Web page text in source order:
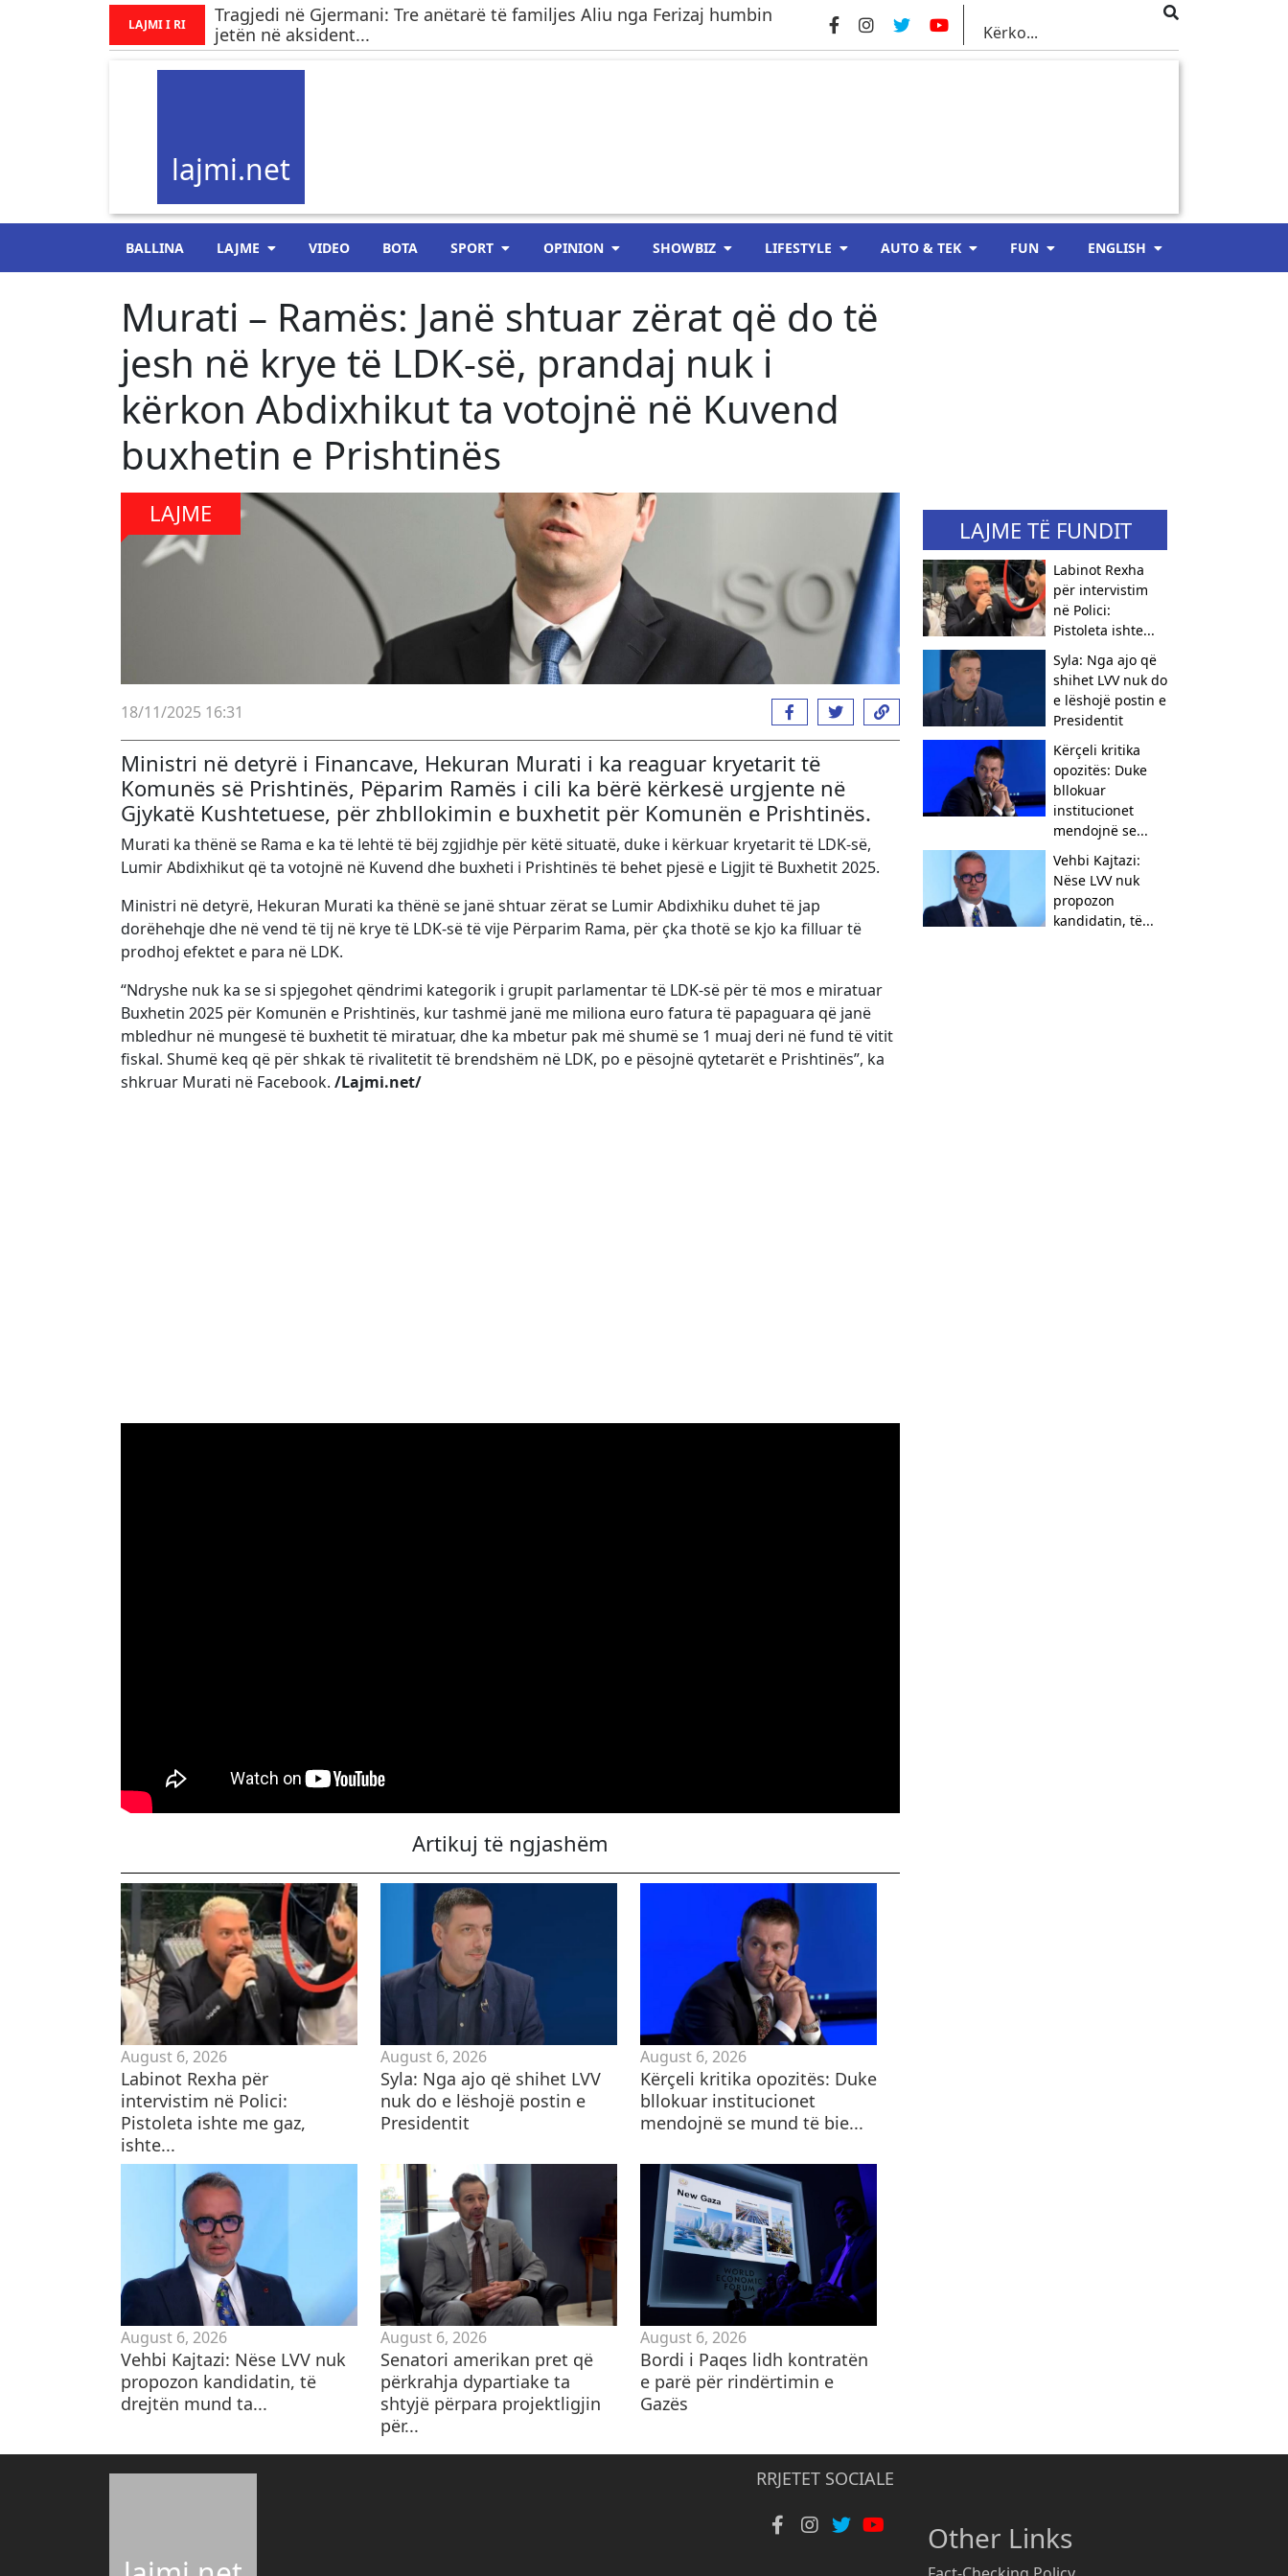
LAJMI I RI
Tragjedi në Gjermani: Tre anëtarë të familjes Aliu nga Ferizaj humbin
jetën në aksident...
lajmi.net
BALLINA LAJME VIDEO BOTA SPORT OPINION SHOWBIZ LIFESTYLE AUTO & TEK FUN ENGLISH
Murati – Ramës: Janë shtuar zërat që do të
jesh në krye të LDK-së, prandaj nuk i
kërkon Abdixhikut ta votojnë në Kuvend
buxhetin e Prishtinës
LAJME
18/11/2025 16:31
Ministri në detyrë i Financave, Hekuran Murati i ka reaguar kryetarit të
Komunës së Prishtinës, Pëparim Ramës i cili ka bërë kërkesë urgjente në
Gjykatë Kushtetuese, për zhbllokimin e buxhetit për Komunën e Prishtinës.
Murati ka thënë se Rama e ka të lehtë të bëj zgjidhje për këtë situatë, duke i kërkuar kryetarit të LDK-së,
Lumir Abdixhikut që ta votojnë në Kuvend dhe buxheti i Prishtinës të behet pjesë e Ligjit të Buxhetit 2025.
Ministri në detyrë, Hekuran Murati ka thënë se janë shtuar zërat se Lumir Abdixhiku duhet të jap
dorëhehqje dhe në vend të tij në krye të LDK-së të vije Përparim Rama, për çka thotë se kjo ka filluar të
prodhoj efektet e para në LDK.
“Ndryshe nuk ka se si spjegohet qëndrimi kategorik i grupit parlamentar të LDK-së për të mos e miratuar
Buxhetin 2025 për Komunën e Prishtinës, kur tashmë janë me miliona euro fatura të papaguara që janë
mbledhur në mungesë të buxhetit të miratuar, dhe ka mbetur pak më shumë se 1 muaj deri në fund të vitit
fiskal. Shumë keq që për shkak të rivalitetit të brendshëm në LDK, po e pësojnë qytetarët e Prishtinës”, ka
shkruar Murati në Facebook. /Lajmi.net/
Artikuj të ngjashëm
August 6, 2026
Labinot Rexha për
intervistim në Polici:
Pistoleta ishte me gaz,
ishte...
August 6, 2026
Syla: Nga ajo që shihet LVV
nuk do e lëshojë postin e
Presidentit
August 6, 2026
Kërçeli kritika opozitës: Duke
bllokuar institucionet
mendojnë se mund të bie...
August 6, 2026
Vehbi Kajtazi: Nëse LVV nuk
propozon kandidatin, të
drejtën mund ta...
August 6, 2026
Senatori amerikan pret që
përkrahja dypartiake ta
shtyjë përpara projektligjin
për...
August 6, 2026
Bordi i Paqes lidh kontratën
e parë për rindërtimin e
Gazës
LAJME TË FUNDIT
Labinot Rexha
për intervistim
në Polici:
Pistoleta ishte...
Syla: Nga ajo që
shihet LVV nuk do
e lëshojë postin e
Presidentit
Kërçeli kritika
opozitës: Duke
bllokuar
institucionet
mendojnë se...
Vehbi Kajtazi:
Nëse LVV nuk
propozon
kandidatin, të...
RRJETET SOCIALE
Other Links